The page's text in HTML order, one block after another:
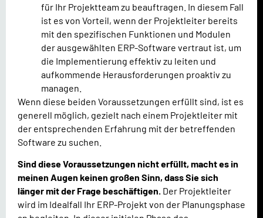
für Ihr Projektteam zu beauftragen. In diesem Fall
ist es von Vorteil, wenn der Projektleiter bereits
mit den spezifischen Funktionen und Modulen
der ausgewählten ERP-Software vertraut ist, um
die Implementierung effektiv zu leiten und
aufkommende Herausforderungen proaktiv zu
managen.
Wenn diese beiden Voraussetzungen erfüllt sind, ist es
generell möglich, gezielt nach einem Projektleiter mit
der entsprechenden Erfahrung mit der betreffenden
Software zu suchen.
Sind diese Voraussetzungen nicht erfüllt, macht es in
meinen Augen keinen großen Sinn, dass Sie sich
länger mit der Frage beschäftigen. Der Projektleiter
wird im Idealfall Ihr ERP-Projekt von der Planungsphase